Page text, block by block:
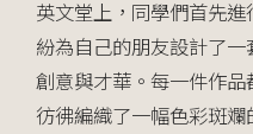
英文堂上，同學們首先
紛為自己的朋友設計了
創意與才華。每一件作品
彷彿編織了一幅色彩斑斕